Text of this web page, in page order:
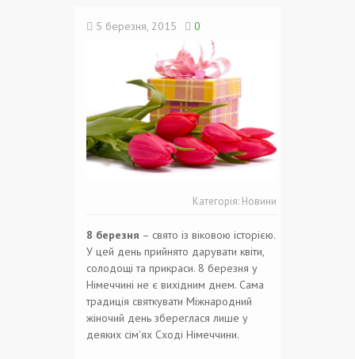
5 березня, 2015 0
Категорія: Новини
8 березня – свято із віковою історією.
У цей день прийнято дарувати квіти,
солодощі та прикраси. 8 березня у
Німеччині не є вихідним днем. Сама
традиція святкувати Міжнародний
жіночий день збереглася лише у
деяких сім'ях Сході Німеччини.